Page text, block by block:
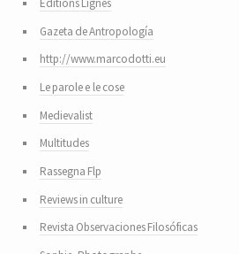
Editions Lignes
Gazeta de Antropología
http://www.marcodotti.eu
Le parole e le cose
Medievalist
Multitudes
Rassegna Flp
Reviews in culture
Revista Observaciones Filosóficas